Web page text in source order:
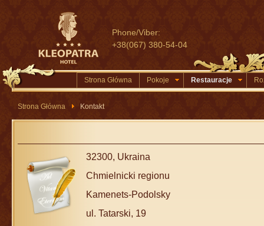
Phone/Viber:
+38(067) 380-54-04
Strona Główna Pokoje Restauracje
Strona Główna Kontakt
32300, Ukraina
Chmielnicki regionu
Kamenets-Podolsky
ul. Tatarski, 19